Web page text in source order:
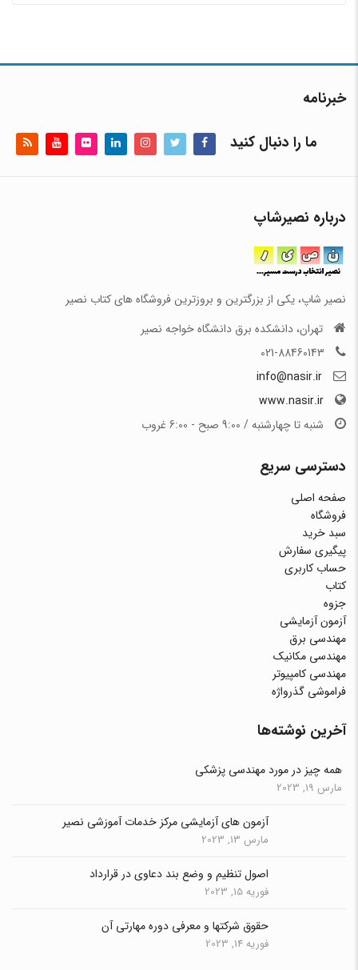
خبرنامه
ما را دنبال کنید
درباره نصیرشاپ
نصیر شاپ، یکی از بزرگترین و بروزترین فروشگاه های کتاب نصیر
تهران، دانشکده برق دانشگاه خواجه نصیر
021-88460143
info@nasir.ir
www.nasir.ir
شنبه تا چهارشنبه / 9:00 صبح - 6:00 غروب
دسترسی سریع
صفحه اصلی
فروشگاه
سبد خرید
پیگیری سفارش
حساب کاربری
کتاب
جزوه
آزمون آزمایشی
مهندسی برق
مهندسی مکانیک
مهندسی کامپیوتر
فراموشی گذرواژه
آخرین نوشته‌ها
همه چیز در مورد مهندسی پزشکی
مارس 19, 2023
آزمون های آزمایشی مرکز خدمات آموزشی نصیر
مارس 13, 2023
اصول تنظیم و وضع بند دعاوی در قرارداد
فوریه 15, 2023
حقوق شرکتها و معرفی دوره مهارتی آن
فوریه 14, 2023